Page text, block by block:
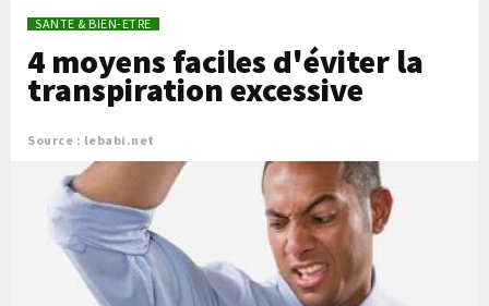
SANTE & BIEN-ETRE
4 moyens faciles d'éviter la
transpiration excessive
Source : lebabi.net